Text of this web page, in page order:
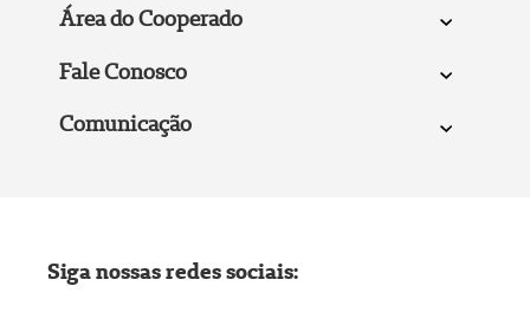
Área do Cooperado
Fale Conosco
Comunicação
Siga nossas redes sociais: